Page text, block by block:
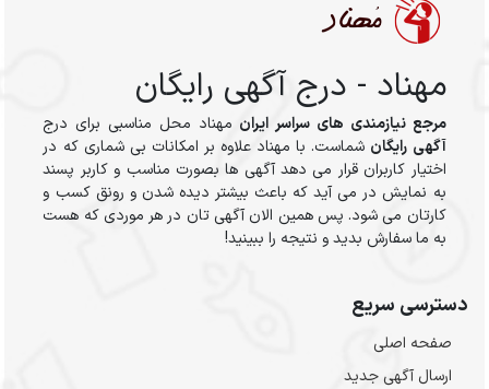
مهناد - درج آگهی رایگان
مرجع نیازمندی های سراسر ایران مهناد محل مناسبی برای درج
آگهی رایگان شماست. با مهناد علاوه بر امکانات بی شماری که در
اختیار کاربران قرار می دهد آگهی ها بصورت مناسب و کاربر پسند
به نمایش در می آید که باعث بیشتر دیده شدن و رونق کسب و
کارتان می شود. پس همین الان آگهی تان در هر موردی که هست
به ما سفارش بدید و نتیجه را ببینید!
دسترسی سریع
صفحه اصلی
ارسال‌ آگهی جدید